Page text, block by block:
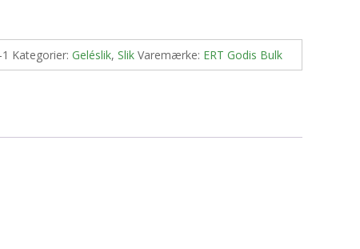
Kategorier: Geléslik, Slik Varemærke: ERT Godis Bulk